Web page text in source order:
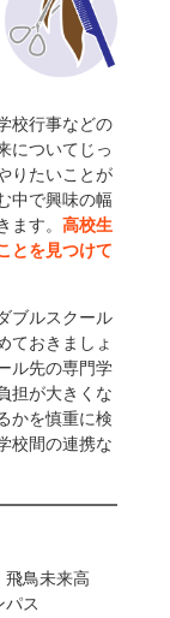
校行事などの
についてじっ
りたいことが
中で興味の幅
す。 高校生
とを見つけて
ブルスクール
ておきましょ
ル先の専門学
担が大きくな
かを慎重に検
校間の連携な
鳥未来高
ス